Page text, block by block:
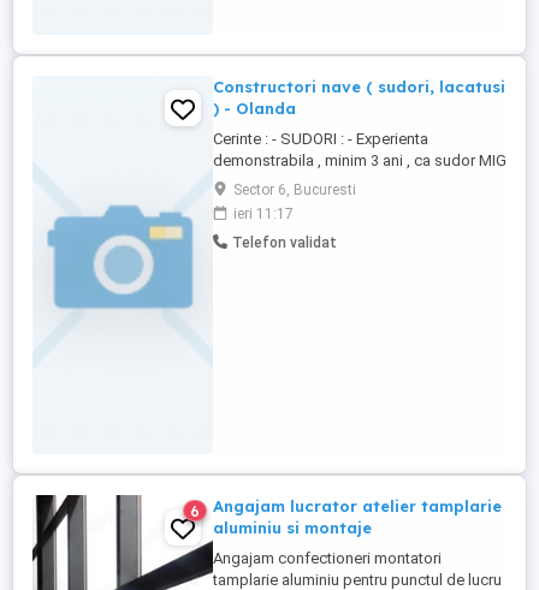
Constructori nave ( sudori, lacatusi
) - Olanda
Cerinte : - SUDORI : - Experienta
demonstrabila , minim 3 ani , ca sudor MIG
- MAG in constructii navale - Certificate de
sudura , 135-136-138 , valabile -
Cunostinte limba engleza , nivel mediu -
Permis auto B . Masina personala este un
Sector 6, Bucuresti
ieri 11:17
Telefon validat
6
Angajam lucrator atelier tamplarie
aluminiu si montaje
Angajam confectioneri montatori
tamplarie aluminiu pentru punctul de lucru